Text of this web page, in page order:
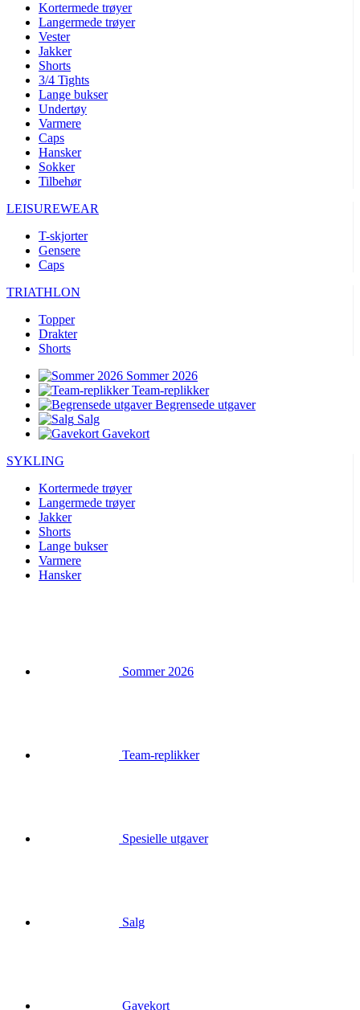
Kortermede trøyer
Langermede trøyer
Vester
Jakker
Shorts
3/4 Tights
Lange bukser
Undertøy
Varmere
Caps
Hansker
Sokker
Tilbehør
LEISUREWEAR
T-skjorter
Gensere
Caps
TRIATHLON
Topper
Drakter
Shorts
Sommer 2026
Team-replikker
Begrensede utgaver
Salg
Gavekort
SYKLING
Kortermede trøyer
Langermede trøyer
Jakker
Shorts
Lange bukser
Varmere
Hansker